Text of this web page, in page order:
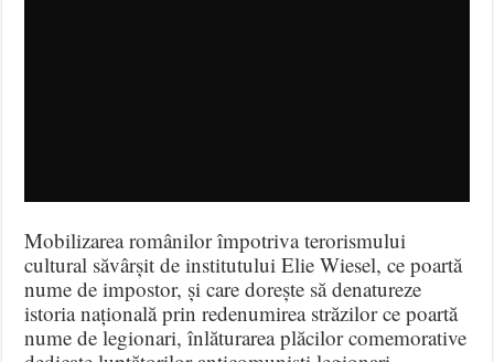
Mobilizarea românilor împotriva terorismului
cultural săvârșit de institutului Elie Wiesel, ce poartă
nume de impostor, și care dorește să denatureze
istoria națională prin redenumirea străzilor ce poartă
nume de legionari, înlăturarea plăcilor comemorative